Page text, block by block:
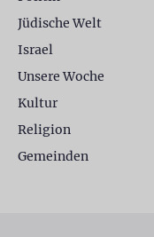
Jüdische Welt
Israel
Unsere Woche
Kultur
Religion
Gemeinden